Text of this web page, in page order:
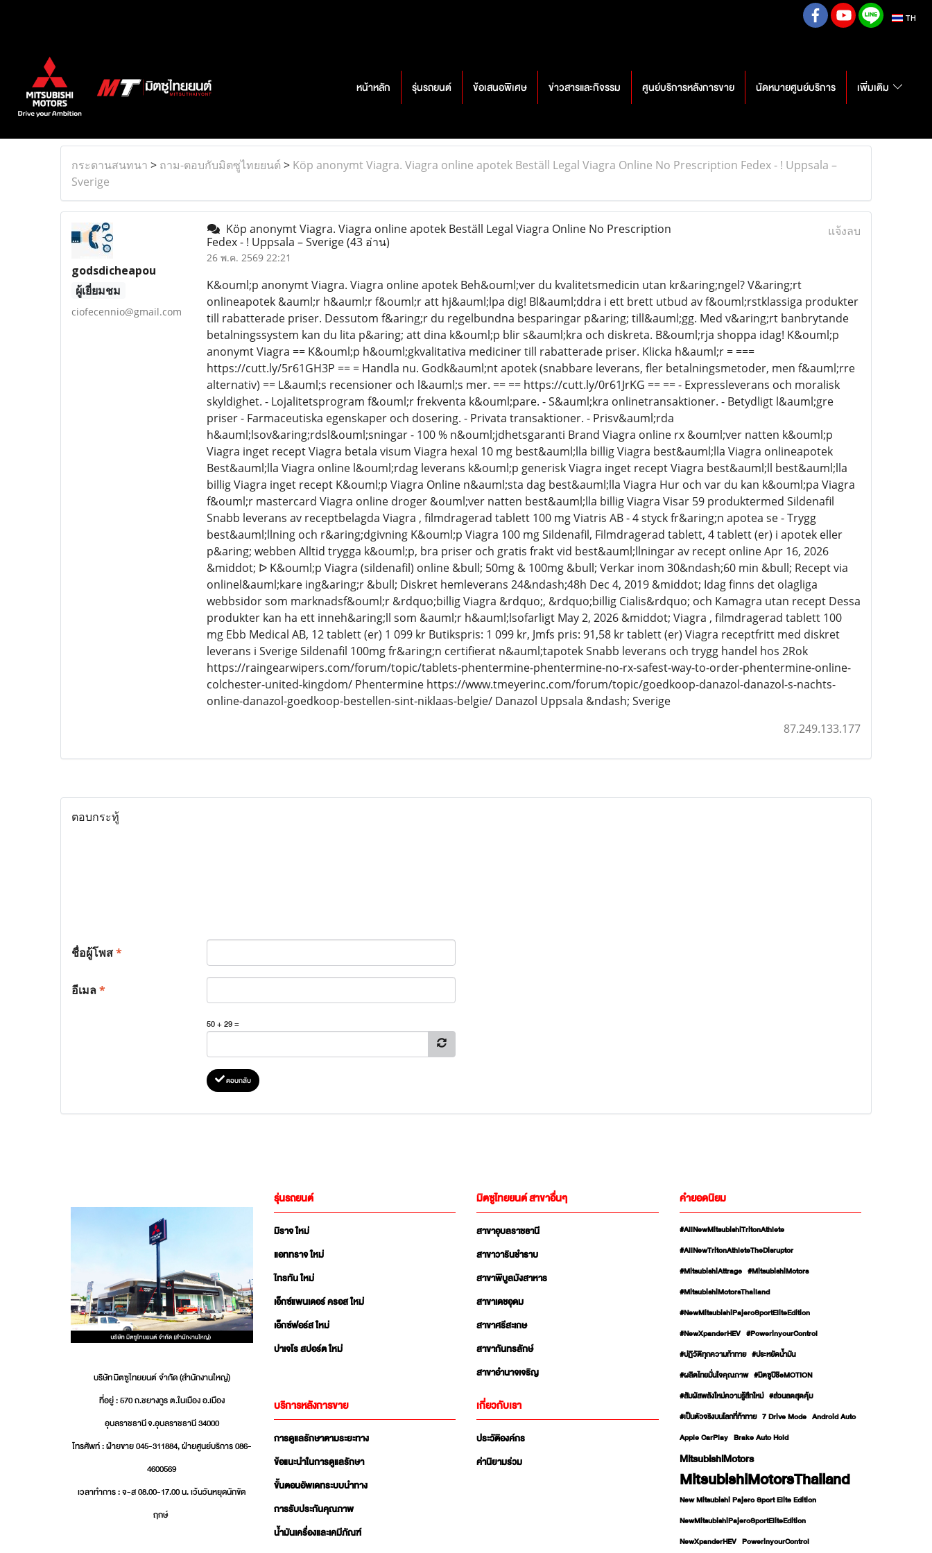
TH
หน้าหลัก รุ่นรถยนต์ ข้อเสนอพิเศษ ข่าวสารและกิจรรม ศูนย์บริการหลังการขาย นัดหมายศูนย์บริการ เพิ่มเติม
กระดานสนทนา > ถาม-ตอบกับมิตซูไทยยนต์ > Köp anonymt Viagra. Viagra online apotek Beställ Legal Viagra Online No Prescription Fedex - ! Uppsala –
Sverige
godsdicheapou
ผู้เยี่ยมชม
ciofecennio@gmail.com
Köp anonymt Viagra. Viagra online apotek Beställ Legal Viagra Online No Prescription
Fedex - ! Uppsala – Sverige(43 อ่าน)
26 พ.ค. 2569 22:21
แจ้งลบ
K&ouml;p anonymt Viagra. Viagra online apotek Beh&ouml;ver du kvalitetsmedicin utan kr&aring;ngel? V&aring;rt
onlineapotek &auml;r h&auml;r f&ouml;r att hj&auml;lpa dig! Bl&auml;ddra i ett brett utbud av f&ouml;rstklassiga produkter
till rabatterade priser. Dessutom f&aring;r du regelbundna besparingar p&aring; till&auml;gg. Med v&aring;rt banbrytande
betalningssystem kan du lita p&aring; att dina k&ouml;p blir s&auml;kra och diskreta. B&ouml;rja shoppa idag! K&ouml;p
anonymt Viagra == K&ouml;p h&ouml;gkvalitativa mediciner till rabatterade priser. Klicka h&auml;r = ===
https://cutt.ly/5r61GH3P == = Handla nu. Godk&auml;nt apotek (snabbare leverans, fler betalningsmetoder, men f&auml;rre
alternativ) == L&auml;s recensioner och l&auml;s mer. == == https://cutt.ly/0r61JrKG == == - Expressleverans och moralisk
skyldighet. - Lojalitetsprogram f&ouml;r frekventa k&ouml;pare. - S&auml;kra onlinetransaktioner. - Betydligt l&auml;gre
priser - Farmaceutiska egenskaper och dosering. - Privata transaktioner. - Prisv&auml;rda
h&auml;lsov&aring;rdsl&ouml;sningar - 100 % n&ouml;jdhetsgaranti Brand Viagra online rx &ouml;ver natten k&ouml;p
Viagra inget recept Viagra betala visum Viagra hexal 10 mg best&auml;lla billig Viagra best&auml;lla Viagra onlineapotek
Best&auml;lla Viagra online l&ouml;rdag leverans k&ouml;p generisk Viagra inget recept Viagra best&auml;ll best&auml;lla
billig Viagra inget recept K&ouml;p Viagra Online n&auml;sta dag best&auml;lla Viagra Hur och var du kan k&ouml;pa Viagra
f&ouml;r mastercard Viagra online droger &ouml;ver natten best&auml;lla billig Viagra Visar 59 produktermed Sildenafil
Snabb leverans av receptbelagda Viagra , filmdragerad tablett 100 mg Viatris AB - 4 styck fr&aring;n apotea se - Trygg
best&auml;llning och r&aring;dgivning K&ouml;p Viagra 100 mg Sildenafil, Filmdragerad tablett, 4 tablett (er) i apotek eller
p&aring; webben Alltid trygga k&ouml;p, bra priser och gratis frakt vid best&auml;llningar av recept online Apr 16, 2026
&middot; ᐅ K&ouml;p Viagra (sildenafil) online &bull; 50mg & 100mg &bull; Verkar inom 30&ndash;60 min &bull; Recept via
onlinel&auml;kare ing&aring;r &bull; Diskret hemleverans 24&ndash;48h Dec 4, 2019 &middot; Idag finns det olagliga
webbsidor som marknadsf&ouml;r &rdquo;billig Viagra &rdquo;, &rdquo;billig Cialis&rdquo; och Kamagra utan recept Dessa
produkter kan ha ett inneh&aring;ll som &auml;r h&auml;lsofarligt May 2, 2026 &middot; Viagra , filmdragerad tablett 100
mg Ebb Medical AB, 12 tablett (er) 1 099 kr Butikspris: 1 099 kr, Jmfs pris: 91,58 kr tablett (er) Viagra receptfritt med diskret
leverans i Sverige Sildenafil 100mg fr&aring;n certifierat n&auml;tapotek Snabb leverans och trygg handel hos 2Rok
https://raingearwipers.com/forum/topic/tablets-phentermine-phentermine-no-rx-safest-way-to-order-phentermine-online-
colchester-united-kingdom/ Phentermine https://www.tmeyerinc.com/forum/topic/goedkoop-danazol-danazol-s-nachts-
online-danazol-goedkoop-bestellen-sint-niklaas-belgie/ Danazol Uppsala &ndash; Sverige
87.249.133.177
ตอบกระทู้
ชื่อผู้โพส*
อีเมล*
50 + 29 =
ตอบกลับ
บริษัท มิตซูไทยยนต์ จำกัด (สำนักงานใหญ่)
ที่อยู่ : 570 ถ.ชยางกูร ต.ในเมือง อ.เมือง
อุบลราชธานี จ.อุบลราชธานี 34000
โทรศัพท์ : ฝ่ายขาย 045-311884, ฝ่ายศูนย์บริการ 086-
4600569
เวลาทำการ : จ-ส 08.00-17.00 น. เว้นวันหยุดนักขัต
ฤกษ์
รุ่นรถยนต์
มิราจ ใหม่
แอททราจ ใหม่
ไทรทัน ใหม่
เอ็กซ์แพนเดอร์ ครอส ใหม่
เอ็กซ์ฟอร์ส ใหม่
ปาเจโร สปอร์ต ใหม่
มิตซูไทยยนต์ สาขาอื่นๆ
สาขาอุบลราชธานี
สาขาวารินชำราบ
สาขาพิบูลมังสาหาร
สาขาเดชอุดม
สาขาศรีสะเกษ
สาขากันทรลักษ์
สาขาอำนาจเจริญ
บริการหลังการขาย
การดูแลรักษาตามระยะทาง
ข้อแนะนำในการดูแลรักษา
ขั้นตอนอัพเดทระบบนำทาง
การรับประกันคุณภาพ
น้ำมันเครื่องและเคมีภัณฑ์
เกี่ยวกับเรา
ประวัติองค์กร
ค่านิยามร่วม
คำยอดนิยม
#AllNewMitsubishiTritonAthlete
#AllNewTritonAthleteTheDisruptor
#MitsubishiAttrage #MitsubishiMotors
#MitsubishiMotorsThailand
#NewMitsubishiPajeroSportEliteEdition
#NewXpanderHEV #PowerinyourControl
#ปฏิวัติทุกความท้าทาย #ประหยัดน้ำมัน
#ผลิตไทยมั่นใจคุณภาพ #มิตซูบิชิeMOTION
#สัมผัสพลังใหม่ความรู้สึกใหม่ #ส่วนลดสุดคุ้ม
#เป็นตัวจริงบนโลกที่ท้าทาย 7 Drive Mode Android Auto
Apple CarPlay Brake Auto Hold
MitsubishiMotors
MitsubishiMotorsThailand
New Mitsubishi Pajero Sport Elite Edition
NewMitsubishiPajeroSportEliteEdition
NewXpanderHEV PowerinyourControl